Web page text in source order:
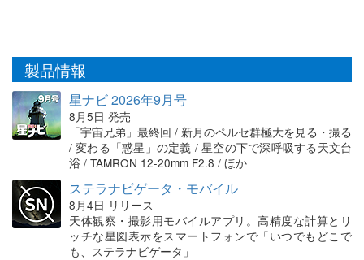
製品情報
星ナビ 2026年9月号
8月5日 発売
「宇宙兄弟」最終回 / 新月のペルセ群極大を見る・撮る
/ 変わる「惑星」の定義 / 星空の下で深呼吸する天文台
浴 / TAMRON 12-20mm F2.8 / ほか
ステラナビゲータ・モバイル
8月4日 リリース
天体観察・撮影用モバイルアプリ。高精度な計算とリ
ッチな星図表示をスマートフォンで「いつでもどこで
も、ステラナビゲータ」